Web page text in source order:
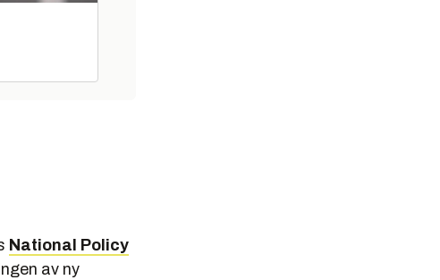
National Policy
av ny